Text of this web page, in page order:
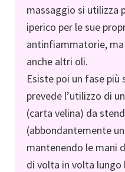
massaggio si utilizza
iperico per le sue
antinfiammatorie,
anche altri oli.
Esiste poi un fase
prevede l’utilizzo di
(carta velina) da
(abbondantemente
mantenendo le mani
di volta in volta lungo